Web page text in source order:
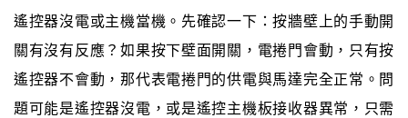
遙控器沒電或主機當機。先確認一下：按牆壁上的手動開
關有沒有反應？如果按下壁面開關，電捲門會動，只有按
遙控器不會動，那代表電捲門的供電與馬達完全正常。問
題可能是遙控器沒電，或是遙控主機板接收器異常，只需